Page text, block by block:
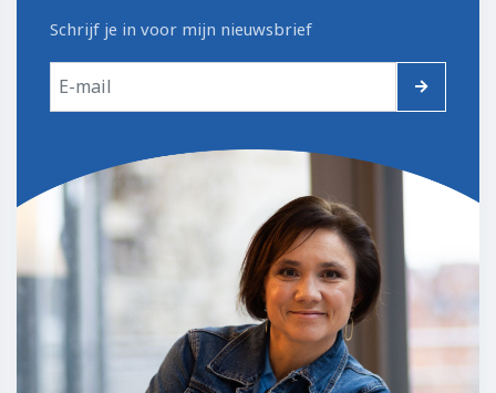
Schrijf je in voor mijn nieuwsbrief